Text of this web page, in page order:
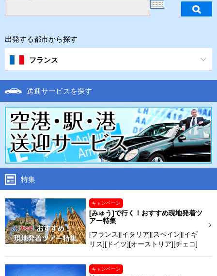
出発する都市から探す
フランス
送迎サービスを探す
特集
キャンペーン
[みゅう]で行く！おすすめ現地発着ツ
アー特集
[フランス][イタリア][スペイン][イギ
リス][ドイツ][オーストリア][チェコ]
キャンペーン